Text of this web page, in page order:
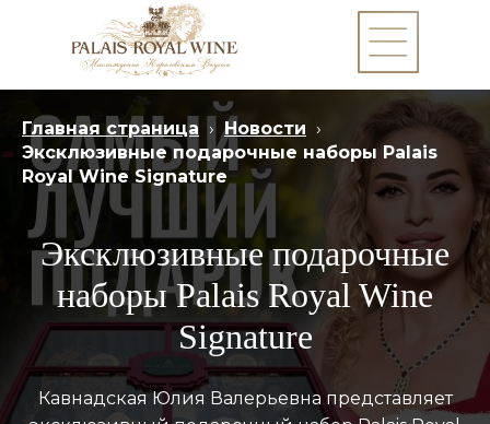
Главная страница › Новости ›
Эксклюзивные подарочные наборы Palais
Royal Wine Signature
Эксклюзивные подарочные
наборы Palais Royal Wine
Signature
Кавнадская Юлия Валерьевна представляет